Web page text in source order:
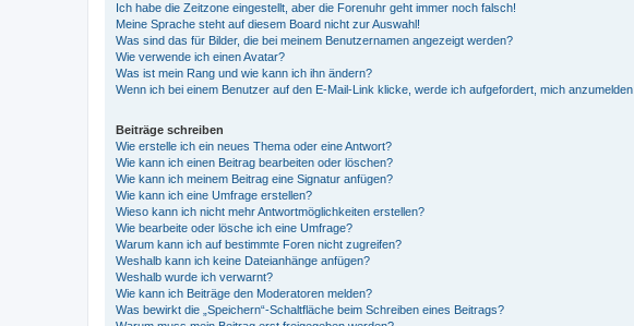
Ich habe die Zeitzone eingestellt, aber die Forenuhr geht immer noch falsch!
Meine Sprache steht auf diesem Board nicht zur Auswahl!
Was sind das für Bilder, die bei meinem Benutzernamen angezeigt werden?
Wie verwende ich einen Avatar?
Was ist mein Rang und wie kann ich ihn ändern?
Wenn ich bei einem Benutzer auf den E-Mail-Link klicke, werde ich aufgefordert, mich anzumelden.
Beiträge schreiben
Wie erstelle ich ein neues Thema oder eine Antwort?
Wie kann ich einen Beitrag bearbeiten oder löschen?
Wie kann ich meinem Beitrag eine Signatur anfügen?
Wie kann ich eine Umfrage erstellen?
Wieso kann ich nicht mehr Antwortmöglichkeiten erstellen?
Wie bearbeite oder lösche ich eine Umfrage?
Warum kann ich auf bestimmte Foren nicht zugreifen?
Weshalb kann ich keine Dateianhänge anfügen?
Weshalb wurde ich verwarnt?
Wie kann ich Beiträge den Moderatoren melden?
Was bewirkt die „Speichern“-Schaltfläche beim Schreiben eines Beitrags?